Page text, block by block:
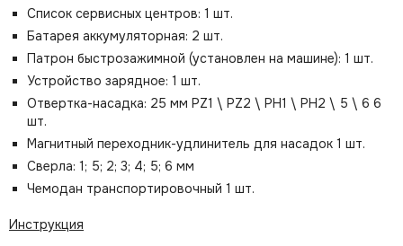
Список сервисных центров: 1 шт.
Батарея аккумуляторная: 2 шт.
Патрон быстрозажимной (установлен на машине): 1 шт.
Устройство зарядное: 1 шт.
Отвертка-насадка: 25 мм PZ1 \ PZ2 \ PH1 \ PH2 \ 5 \ 6 6
шт.
Магнитный переходник-удлинитель для насадок 1 шт.
Сверла: 1; 5; 2; 3; 4; 5; 6 мм
Чемодан транспортировочный 1 шт.
Инструкция